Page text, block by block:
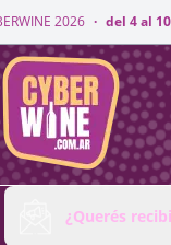
2026 · del 4 al 10 de
CyberWine
¿Querés